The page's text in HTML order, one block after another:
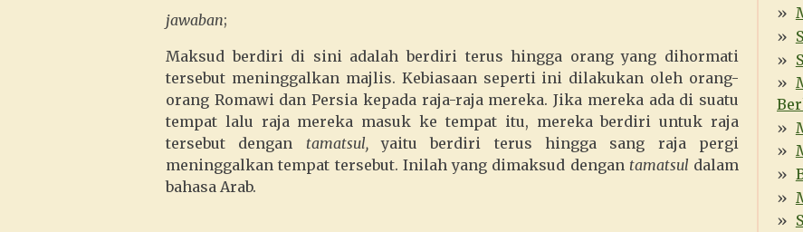
jawaban;
Maksud berdiri di sini adalah berdiri terus hingga orang yang dihormati
tersebut meninggalkan majlis. Kebiasaan seperti ini dilakukan oleh orang-
orang Romawi dan Persia kepada raja-raja mereka. Jika mereka ada di suatu
tempat lalu raja mereka masuk ke tempat itu, mereka berdiri untuk raja
tersebut dengan tamatsul,yaitu berdiri terus hingga sang raja pergi
meninggalkan tempat tersebut. Inilah yang dimaksud dengan tamatsul dalam
bahasa Arab.